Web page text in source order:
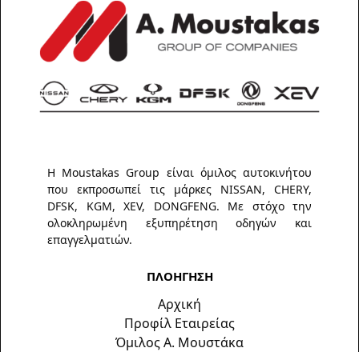
Η Moustakas Group είναι όμιλος αυτοκινήτου
που εκπροσωπεί τις μάρκες NISSAN, CHERY,
DFSK, KGM, XEV, DONGFENG. Με στόχο την
ολοκληρωμένη εξυπηρέτηση οδηγών και
επαγγελματιών.
ΠΛΟΗΓΗΣΗ
Αρχική
Προφίλ Εταιρείας
Όμιλος Α. Μουστάκα